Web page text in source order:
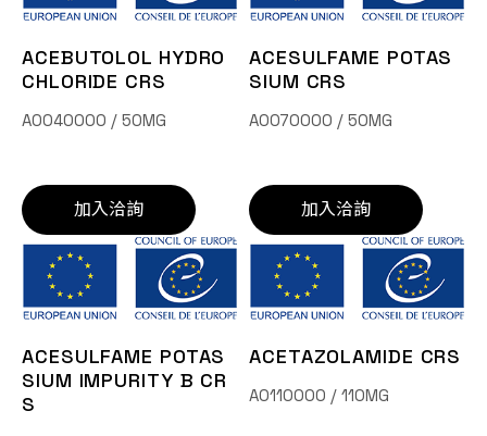
ACEBUTOLOL HYDRO
CHLORIDE CRS
A0040000 / 50MG
加入洽詢
ACESULFAME POTAS
SIUM CRS
A0070000 / 50MG
加入洽詢
ACESULFAME POTAS
SIUM IMPURITY B CR
S
ACETAZOLAMIDE CRS
A0110000 / 110MG
聯絡我們
EN